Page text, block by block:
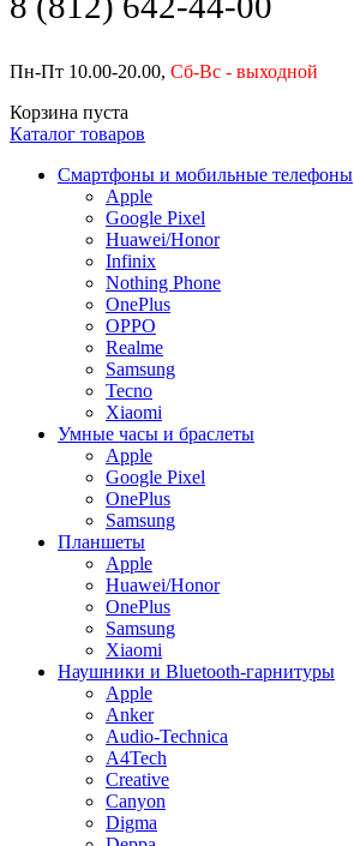
Пн-Пт 10.00-20.00, Сб-Вс - выходной
Корзина пуста
Каталог товаров
Смартфоны и мобильные телефоны
Apple
Google Pixel
Huawei/Honor
Infinix
Nothing Phone
OnePlus
OPPO
Realme
Samsung
Tecno
Xiaomi
Умные часы и браслеты
Apple
Google Pixel
OnePlus
Samsung
Планшеты
Apple
Huawei/Honor
OnePlus
Samsung
Xiaomi
Наушники и Bluetooth-гарнитуры
Apple
Anker
Audio-Technica
A4Tech
Creative
Canyon
Digma